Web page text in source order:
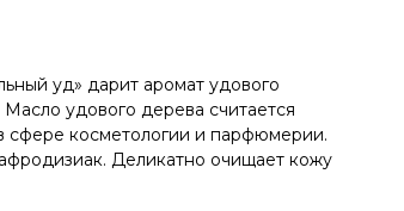
уд» дарит аромат удового
удового дерева считается
сфере косметологии и парфюмерии.
Деликатно очищает кожу